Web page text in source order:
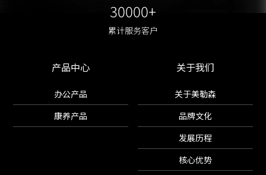
30000+
累计服务客户
30000+
累计服务客户
产品中心
办公产品
康养产品
关于我们
关于美勒森
品牌文化
发展历程
核心优势